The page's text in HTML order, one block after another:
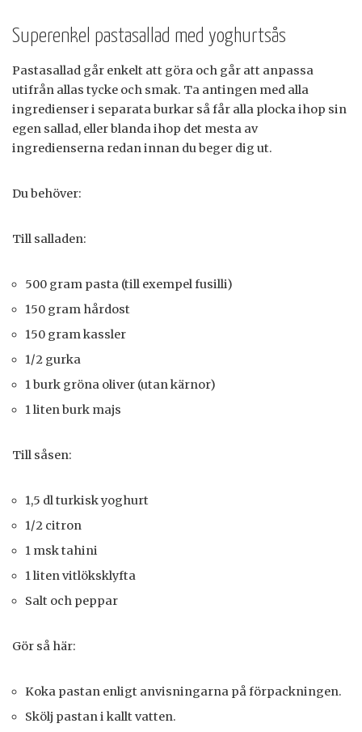
Superenkel pastasallad med yoghurtsås
Pastasallad går enkelt att göra och går att anpassa
utifrån allas tycke och smak. Ta antingen med alla
ingredienser i separata burkar så får alla plocka ihop sin
egen sallad, eller blanda ihop det mesta av
ingredienserna redan innan du beger dig ut.
Du behöver:
Till salladen:
500 gram pasta (till exempel fusilli)
150 gram hårdost
150 gram kassler
1/2 gurka
1 burk gröna oliver (utan kärnor)
1 liten burk majs
Till såsen:
1,5 dl turkisk yoghurt
1/2 citron
1 msk tahini
1 liten vitlöksklyfta
Salt och peppar
Gör så här:
Koka pastan enligt anvisningarna på förpackningen.
Skölj pastan i kallt vatten.